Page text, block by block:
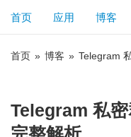
首页 应用 博客
首页 » 博客 » Telegram
Telegram 私密